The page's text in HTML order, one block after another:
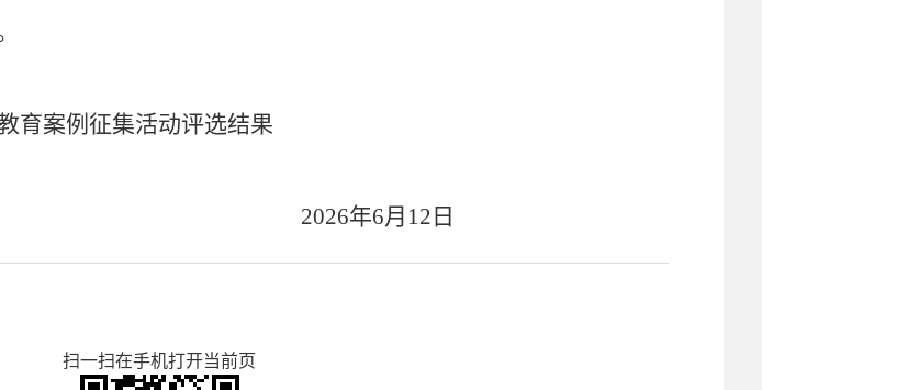
育案例征集活动评选结果
2026年6月 12 日
扫一扫在手机打开当前页